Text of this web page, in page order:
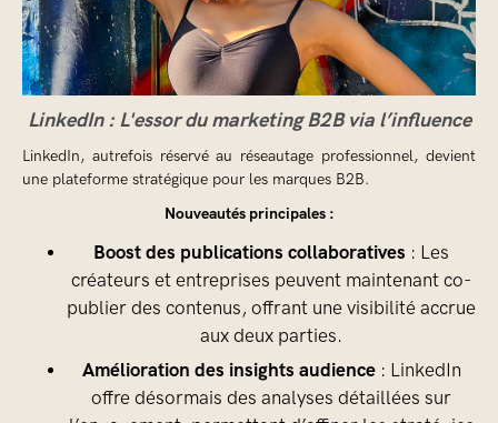
LinkedIn : L'essor du marketing B2B via l’influence
LinkedIn, autrefois réservé au réseautage professionnel, devient
une plateforme stratégique pour les marques B2B.
Nouveautés principales :
Boost des publications collaboratives : Les
créateurs et entreprises peuvent maintenant co-
publier des contenus, offrant une visibilité accrue
aux deux parties.
Amélioration des insights audience: LinkedIn
offre désormais des analyses détaillées sur